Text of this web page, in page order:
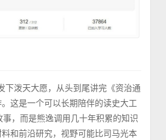
下泼天大愿，从头到尾讲完《资治通
这是一个可以长期陪伴的读史大工
，而是熊逸调用几十年积累的知识
和前沿研究，视野可能比司马光本